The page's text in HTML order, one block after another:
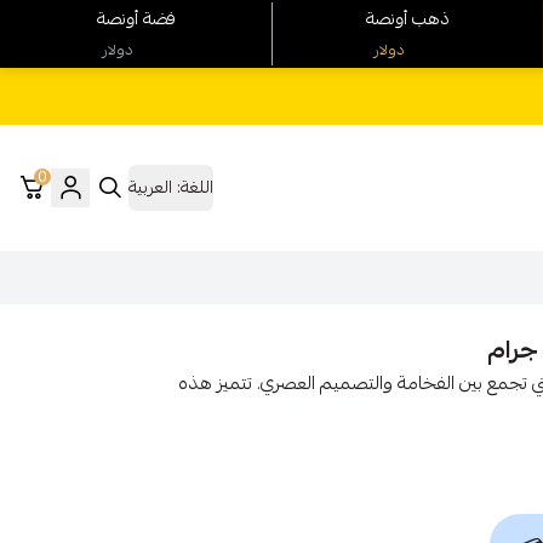
اللغة: العربية 0
ذهب عيار 21 المذهلة بوزن 8.34 جرام، التي تجمع بين الفخامة والتصميم العصري. تتميز هذه
فضة أونصة
دولار
ذهب أونصة
دولار